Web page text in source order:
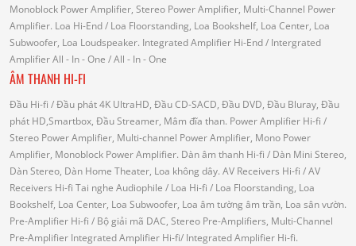
Monoblock Power Amplifier, Stereo Power Amplifier, Multi-Channel Power
Amplifier. Loa Hi-End/ Loa Floorstanding, Loa Bookshelf, Loa Center, Loa
Subwoofer, Loa Loudspeaker. Integrated Amplifier Hi-End/ Intergrated
AmplifierAll - In - One / All - In - One
ÂM THANH HI-FI
Đầu Hi-fi / Đầu phát 4K UltraHD, Đầu CD-SACD, Đầu DVD, Đầu Bluray, Đầu
phát HD,Smartbox, Đầu Streamer, Mâm đĩa than. Power Amplifier Hi-fi /
Stereo Power Amplifier, Multi-channel Power Amplifier, Mono Power
Amplifier, Monoblock Power Amplifier. Dàn âm thanh Hi-fi / Dàn Mini Stereo,
Dàn Stereo, Dàn Home Theater, Loa không dây. AV Receivers Hi-fi / AV
Receivers Hi-fi Tai nghe Audiophile / Loa Hi-fi / Loa Floorstanding, Loa
Bookshelf, Loa Center, Loa Subwoofer, Loa âm tường âm trần, Loa sân vườn.
Pre-Amplifier Hi-fi / Bộ giải mã DAC, Stereo Pre-Amplifiers, Multi-Channel
Pre-Amplifier Integrated Amplifier Hi-fi/ Integrated Amplifier Hi-fi.